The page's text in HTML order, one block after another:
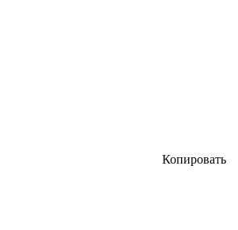
Копировать